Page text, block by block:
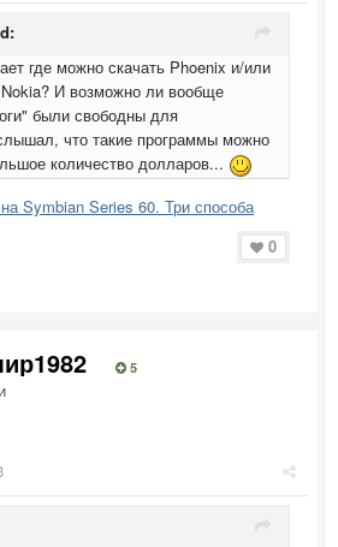
где можно скачать Phoenix и/или
И возможно ли вообще
были свободны для
что такие программы можно
количество долларов...
Symbian Series 60. Три способа
0
5